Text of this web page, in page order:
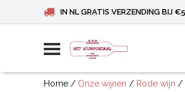
IN NL GRATIS VERZENDING BIJ
Home / Onze wijnen / Rode wijn /